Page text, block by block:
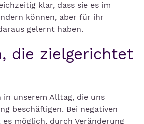
klar, dass sie es im
können, aber für ihr
gelernt haben.
die zielgerichtet
in unserem Alltag, die uns
beschäftigen. Bei negativen
möglich, durch Veränderung